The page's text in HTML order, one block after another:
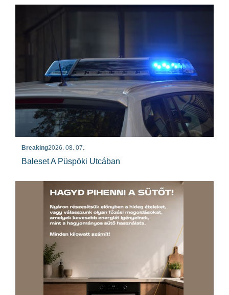
Breaking2026. 08. 07.
Baleset A Püspöki Utcában